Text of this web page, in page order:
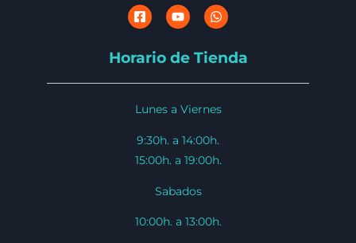
Horario de Tienda
Lunes a Viernes
9:30h. a 14:00h.
15:00h. a 19:00h.
Sabados
10:00h. a 13:00h.